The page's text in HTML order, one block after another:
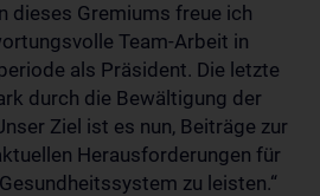
dieses Gremiums freue ich
Team-Arbeit in
als Präsident. Die letzte
durch die Bewältigung der
Ziel ist es nun, Beiträge zur
Herausforderungen für
zu leisten.“